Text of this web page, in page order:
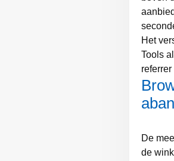
Het
Tools
De
de